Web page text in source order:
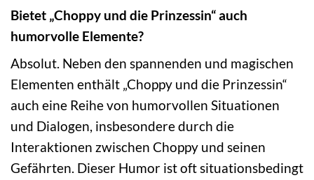
Bietet „Choppy und die Prinzessin“ auch
humorvolle Elemente?
Absolut. Neben den spannenden und magischen
Elementen enthält „Choppy und die Prinzessin“
auch eine Reihe von humorvollen Situationen
und Dialogen, insbesondere durch die
Interaktionen zwischen Choppy und seinen
Gefährten. Dieser Humor ist oft situationsbedingt